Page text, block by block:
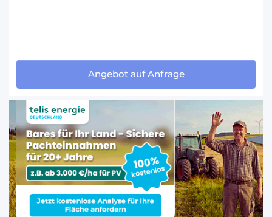
Angebot auf Anfrage